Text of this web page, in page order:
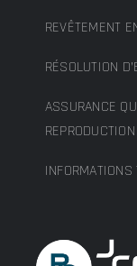
REVÊTEMENT
RÉSOLUTION
ASSURANCE